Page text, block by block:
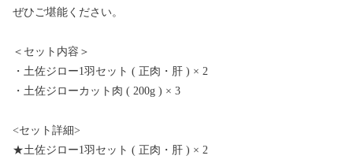
ぜひご堪能ください。
＜セット内容＞
・土佐ジロー1羽セット ( 正肉・肝 ) × 2
・土佐ジローカット肉 ( 200g ) × 3
<セット詳細>
★土佐ジロー1羽セット ( 正肉・肝 ) × 2